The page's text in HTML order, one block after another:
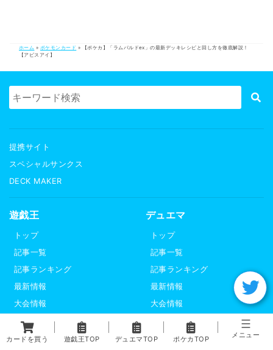
カードを買う 遊戯王TOP デュエマTOP ポケカTOP
メニュー
ホーム » ポケモンカード »
【ポケカ】「ラムパルドex」の最新デッキレシピと回し方を徹底解説！
【アビスアイ】
提携サイト
スペシャルサンクス
DECK MAKER
遊戯王
トップ
記事一覧
記事ランキング
最新情報
大会情報
交流会情報
新商品情報
デュエマ
トップ
記事一覧
記事ランキング
最新情報
大会情報
新商品情報
コラム